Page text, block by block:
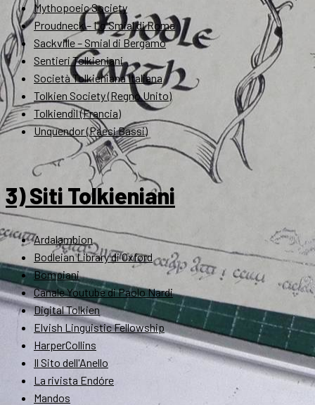
Mythopoeic Society
Proudneck – Lo Smial di Roma
Sackville – Smial di Bergamo
Sentieri Tolkieniani
Società Tolkieniana Italiana
Tolkien Society (Regno Unito)
Tolkiendil (Francia)
Unquendor (Paesi Bassi)
3) Siti Tolkieniani
Ardalambion
Bodleian Library di Oxford
Bompiani
Canale Youtube di Paolo Nardi
Digital Tolkien
Elvish Linguistic Fellowship
HarperCollins
Il Sito dell'Anello
La rivista Endóre
Mandos